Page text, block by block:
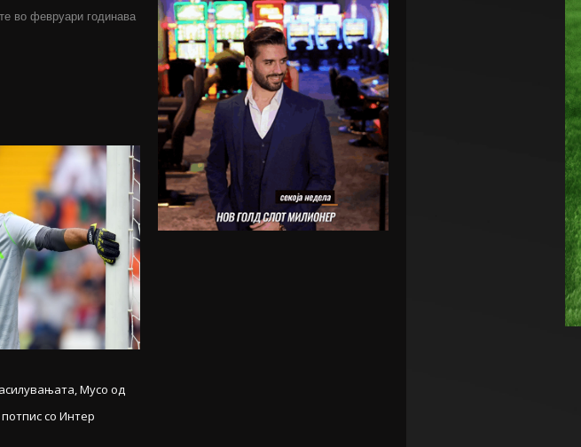
во февруари годинава
Мусо од
со Интер
Ромеро
ПСЖ го купи најдобриот
фудбалер на Монако
Крстевски го замени МЗТ
Скопје со Куманово
Силверстоун се враќа во
календарот на Мото ГП
шампионатот